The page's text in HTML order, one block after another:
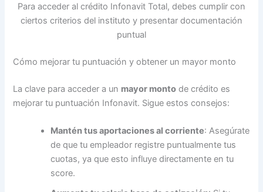
Para acceder al crédito Infonavit Total, debes cumplir con
ciertos criterios del instituto y presentar documentación
puntual
Cómo mejorar tu puntuación y obtener un mayor monto
La clave para acceder a un mayor monto de crédito es
mejorar tu puntuación Infonavit. Sigue estos consejos:
Mantén tus aportaciones al corriente: Asegúrate
de que tu empleador registre puntualmente tus
cuotas, ya que esto influye directamente en tu
score.